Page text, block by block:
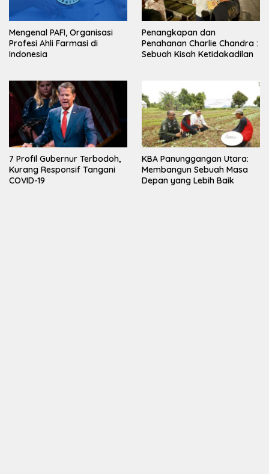
Mengenal PAFI, Organisasi
Profesi Ahli Farmasi di
Indonesia
Penangkapan dan
Penahanan Charlie Chandra :
Sebuah Kisah Ketidakadilan
7 Profil Gubernur Terbodoh,
Kurang Responsif Tangani
COVID-19
KBA Panunggangan Utara:
Membangun Sebuah Masa
Depan yang Lebih Baik